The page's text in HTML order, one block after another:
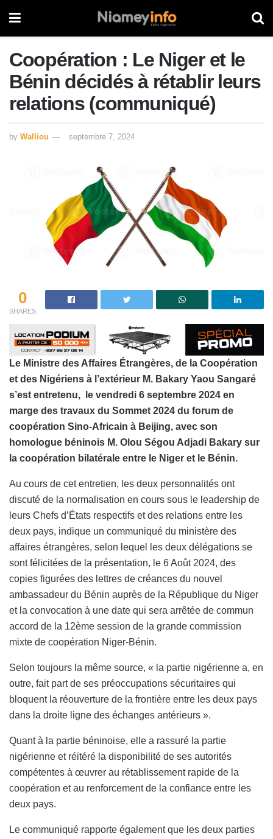
Coopération : Le Niger et le
Bénin décidés à rétablir leurs
relations (communiqué)
by Walliou septembre 7, 2024
0
SHARES
Le Ministre des Affaires Étrangères, de la Coopération
et des Nigériens à l’extérieur M. Bakary Yaou Sangaré
s’est entretenu, le vendredi 6 septembre 2024 en
marge des travaux du Sommet 2024 du forum de
coopération Sino-Africain à Beijing, avec son
homologue béninois M. Olou Ségou Adjadi Bakary sur
la coopération bilatérale entre le Niger et le Bénin.
Au cours de cet entretien, les deux personnalités ont
discuté de la normalisation en cours sous le leadership de
leurs Chefs d’États respectifs et des relations entre les
deux pays, indique un communiqué du ministère des
affaires étrangères, selon lequel les deux délégations se
sont félicitées de la présentation, le 6 Août 2024, des
copies figurées des lettres de créances du nouvel
ambassadeur du Bénin auprès de la République du Niger
et la convocation à une date qui sera arrêtée de commun
accord de la 12ème session de la grande commission
mixte de coopération Niger-Bénin.
Selon toujours la même source, « la partie nigérienne a, en
outre, fait part de ses préoccupations sécuritaires qui
bloquent la réouverture de la frontière entre les deux pays
dans la droite ligne des échanges antérieurs ».
Quant à la partie béninoise, elle a rassuré la partie
nigérienne et réitéré la disponibilité de ses autorités
compétentes à œuvrer au rétablissement rapide de la
coopération et au renforcement de la confiance entre les
deux pays.
Le communiqué rapporte également que les deux parties